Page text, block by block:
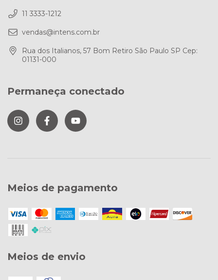
11 3333-1212
vendas@intens.com.br
Rua dos Italianos, 57 Bom Retiro São Paulo SP Cep:
01131-000
Permaneça conectado
Meios de pagamento
Meios de envio